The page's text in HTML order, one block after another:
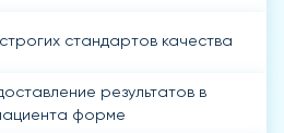
стандартов качества
результатов в
форме